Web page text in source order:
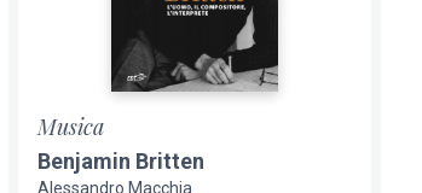
Musica
Benjamin Britten
Alessandro Macchia